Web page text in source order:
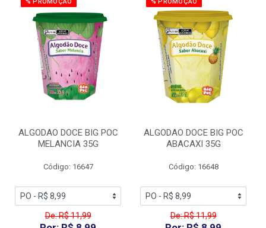
ALGODAO DOCE BIG POC
MELANCIA 35G
Código: 16647
De: R$ 11,99
ALGODAO DOCE BIG POC
ABACAXI 35G
Código: 16648
De: R$ 11,99